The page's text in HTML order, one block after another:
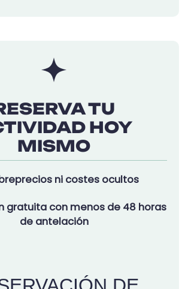
TU
HOY
MISMO
ni costes ocultos
gratuita con menos de 48 horas
de antelación